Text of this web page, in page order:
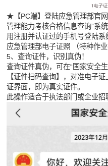
★【PC端】登陆应急管理部官
管理能力考核合格信息查询”系统
用注册并认证过的手机号登陆系
应急管理部电子证照 （特种作
5、查询证件，识别真伪！
查询证件真伪，可在“国家安全
【证件扫码查询】，对准电子
证界面，即为真实证件。
此操作适合于执法部门或企业招